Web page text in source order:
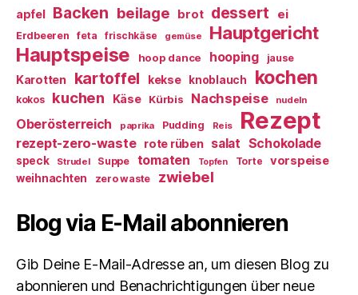
apfel Backen beilage brot dessert ei
Erdbeeren feta frischkäse gemüse Hauptgericht
Hauptspeise hoop dance hooping jause
Karotten kartoffel kekse knoblauch kochen
kokos kuchen Käse Kürbis Nachspeise nudeln
Oberösterreich paprika Pudding Reis Rezept
rezept-zero-waste rote rüben salat Schokolade
speck Strudel Suppe tomaten Topfen Torte vorspeise
weihnachten zero waste zwiebel
Blog via E-Mail abonnieren
Gib Deine E-Mail-Adresse an, um diesen Blog zu
abonnieren und Benachrichtigungen über neue